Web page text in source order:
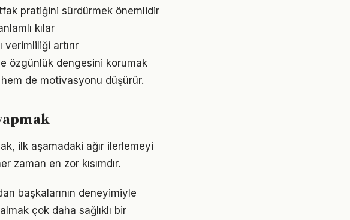
pratiğini sürdürmek önemlidir
kılar
artırır
özgünlük dengesini korumak
hem de motivasyonu düşürür.
ilk aşamadaki ağır ilerlemeyi
zaman en zor kısımdır.
başkalarının deneyimiyle
çok daha sağlıklı bir